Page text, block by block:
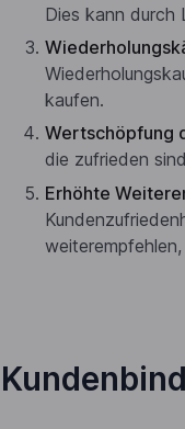
Dies kann durch
kaufen.
Wertschöpfung
die zufrieden
Erhöhte